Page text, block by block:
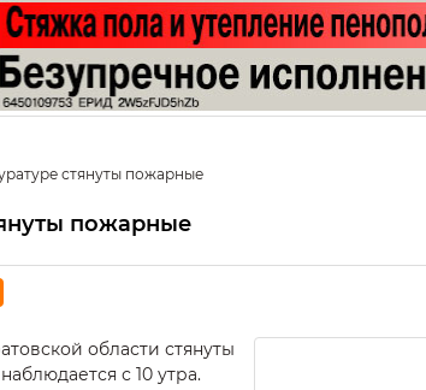
стянуты пожарные
пожарные
области стянуты
с 10 утра.